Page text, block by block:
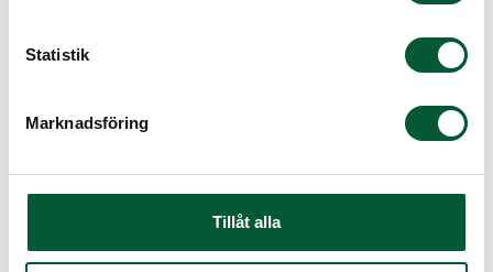
Statistik
Marknadsföring
Tillåt alla
Slutligen, när det gäller fruktträden, kom
ihåg att gallra i dem och stötta upp
brytas av till följd av tung frukt. Detta
hjälper till att bevara träden och deras
frukter.